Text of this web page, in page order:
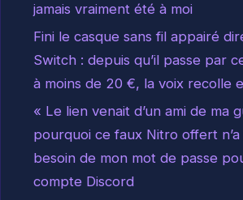
jamais vraiment été à moi
Fini le casque sans fil appairé
Switch : depuis qu’il passe par
à moins de 20 €, la voix recolle
« Le lien venait d’un ami de ma
pourquoi ce faux Nitro offert n’a
besoin de mon mot de passe
compte Discord